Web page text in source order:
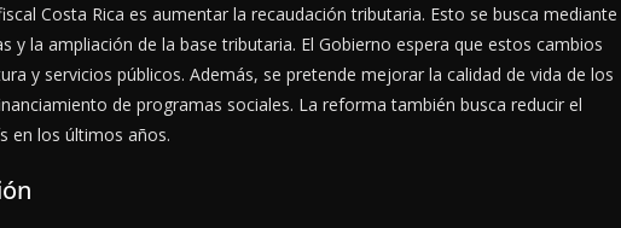
Costa Rica es aumentar la recaudación tributaria. Esto se busca mediante
y la ampliación de la base tributaria. El Gobierno espera que estos cambios
y servicios públicos. Además, se pretende mejorar la calidad de vida de los
de programas sociales. La reforma también busca reducir el
en los últimos años.